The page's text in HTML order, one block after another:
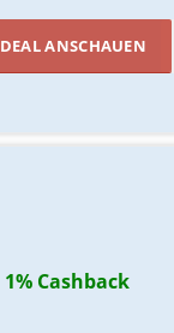
DEAL ANSCHAUEN
1% Cashback